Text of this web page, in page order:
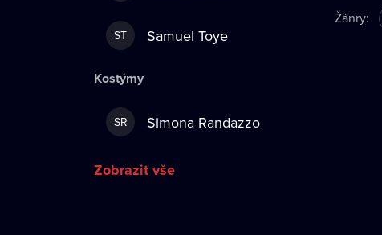
Žánry:
ST Samuel Toye
Kostýmy
SR Simona Randazzo
Zobrazit vše